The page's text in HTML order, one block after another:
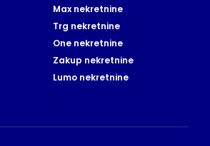
Max nekretnine
Trg nekretnine
One nekretnine
Zakup nekretnine
Lumo nekretnine